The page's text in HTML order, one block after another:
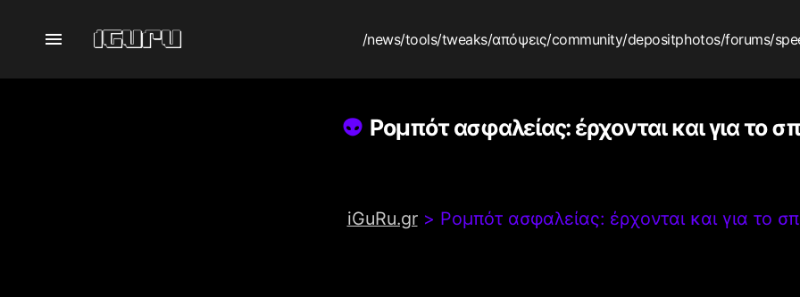
/news/tools/tweaks/απόψεις/community/depositphotos/forums/
Ρομπότ ασφαλείας: έρχονται και για το
iGuRu.gr> Ρομπότ ασφαλείας: έρχονται και για το